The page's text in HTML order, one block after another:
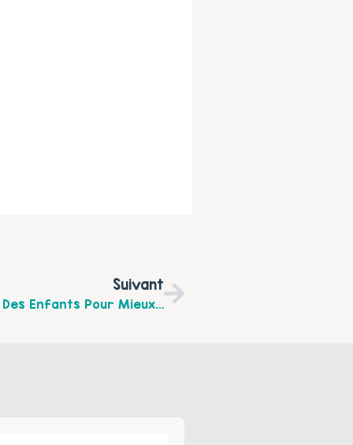
Suivant
Echange Débat : "Ecouter Les Émotions Des Enfants Pour Mieux Communiquer En Famille" Samedi 15 Octobre 2016 De 10 H À 12 H Au Centre Socioculturel Intercommunal D'Hucqueliers